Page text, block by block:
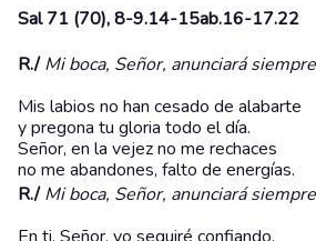
Sal 71 (70), 8-9.14-15ab.16-17.22
R./ Mi boca, Señor, anunciará
Mis labios no han cesado de alabarte
y pregona tu gloria todo el día.
Señor, en la vejez no me rechaces
no me abandones, falto de energías.
R./ Mi boca, Señor, anunciará